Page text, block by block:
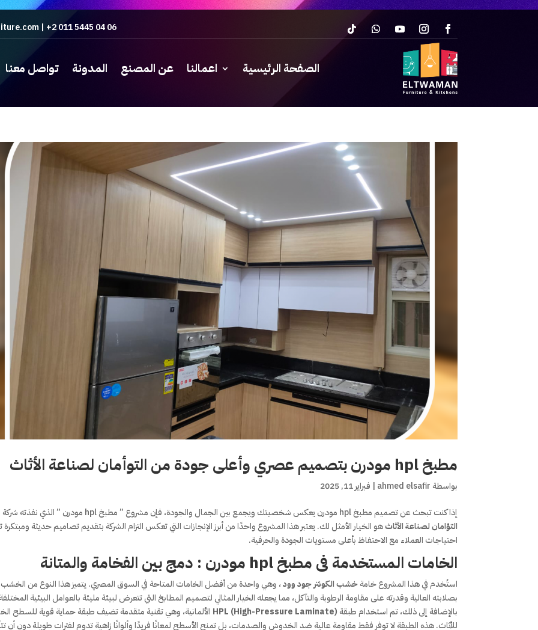
| +2 011 5445 04 06
الصفحة الرئيسية اعمالنا عن المصنع المدونة تواصل معنا
مطبخ hpl مودرن بتصميم عصري وأعلى جودة من التوأمان لصناعة الأثاث
بواسطة ahmed elsafir
| فبراير 11, 2025
إذا كنت تبحث عن تصميم مطبخ hpl مودرن يعكس شخصيتك ويجمع بين الجمال والجودة، فإن مشروع ” مطبخ hpl مودرن ” الذي نفذته شركة
التؤامان لصناعة الأثاثهو الخيار الأمثل لك. يعتبر هذا المشروع واحدًا من أبرز الإنجازات التي تعكس التزام الشركة بتقديم تصاميم حديثة ومبتكرة
احتياجات العملاء مع الاحتفاظ بأعلى مستويات الجودة والحرفية.
الخامات المستخدمة فى مطبخ hpl مودرن : دمج بين الفخامة والمتانة
استُخدم في هذا المشروع خامةخشب الكونتر جود وود، وهي واحدة من أفضل الخامات المتاحة في السوق المصري. يتميز هذا النوع من الخشب
بصلابته العالية وقدرته على مقاومة الرطوبة والتآكل، مما يجعله الخيار المثالي لتصميم المطابخ التي تتعرض لبيئة مليئة بالعوامل البيئية
بالإضافة إلى ذلك، تم استخدام طبقة HPL (High-Pressure Laminate) الألمانية، وهي تقنية متقدمة تضيف طبقة حماية قوية للسطح
للأثاث. هذه الطبقة لا توفر فقط مقاومة عالية ضد الخدوش والصدمات، بل تمنح الأسطح لمعانًا فريدًا وألوانًا زاهية تدوم لفترات طويلة دون أن